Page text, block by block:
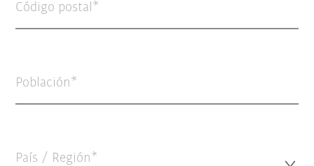
Código postal
Población
País / Región*